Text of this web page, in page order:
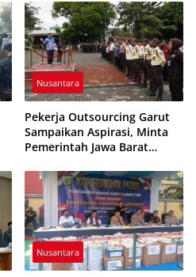
Dihentikan
Nusantara
Pekerja Outsourcing Garut
Sampaikan Aspirasi, Minta
Pemerintah Jawa Barat
Nusantara